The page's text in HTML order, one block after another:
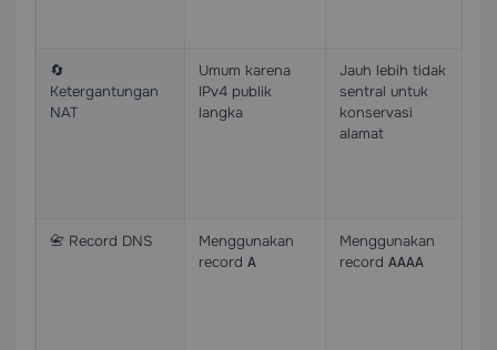
🔄
Ketergantungan
NAT
Umum karena
IPv4 publik
langka
Jauh lebih tidak
sentral untuk
konservasi
alamat
📇 Record DNS
Menggunakan
record A
Menggunakan
record AAAA